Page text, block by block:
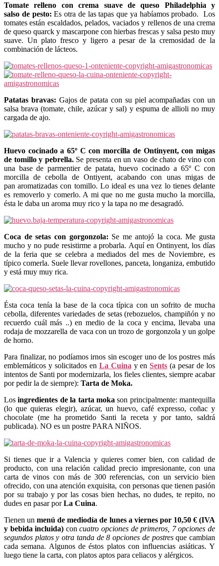
Tomate relleno con crema suave de queso Philadelphia y
salso de pesto:Es otra de las tapas que ya habíamos probado.
Los
tomates están escaldados, pelados, vaciados y rellenos de una crema
de queso quarck y mascarpone con hierbas frescas y salsa pesto muy
suave. Un plato fresco y ligero a pesar de la cremosidad de la
combinación de lácteos.
Patatas bravas: Gajos de patata con su piel acompañadas con un
salsa brava (tomate, chile, azúcar y sal) y espuma de allioli no muy
cargada de ajo.
Huevo cocinado a 65º C con morcilla de Ontinyent, con migas
de tomillo y pebrella. Se presenta en un vaso de chato de vino con
una base de parmentier de patata, huevo cocinado a 65º C con
morcilla de cebolla de Ontiyent, acabando con unas migas de
pan aromatizadas con tomillo. Lo ideal es una vez lo tienes delante
es removerlo y comerlo. A mi que no me gusta mucho la morcilla,
ésta le daba un aroma muy rico y la tapa no me desagradó.
Coca de setas con gorgonzola: Se me antojó la coca. Me gusta
mucho y no pude resistirme a probarla. Aquí en Ontinyent, los días
de la feria que se celebra a mediados del mes de Noviembre, es
típico comerla. Suele llevar rovellones, panceta, longaniza, embutido
y está muy muy rica.
Ésta coca tenía la base de la coca típica con un sofrito de mucha
cebolla, diferentes variedades de setas (rebozuelos, champiñón y no
recuerdo cuál más ..) en medio de la coca y encima, llevaba una
rodaja de mozzarella de vaca con un trozo de gorgonzola y un golpe
de horno.
Para finalizar, no podíamos irnos sin escoger uno de los postres más
emblemáticos y solicitados en La Cuina y enSents (a pesar de los
intentos de Santi por modernizarla, los fieles clientes, siempre acabar
por pedir la de siempre): Tarta de Moka.
Los ingredientes de la tarta moka son principalmente: mantequilla
(lo que quieras elegir), azúcar, un huevo, café expresso, coñac y
chocolate (me ha prometido Santi la receta y por tanto, saldrá
publicada). NO es un postre PARA NIÑOS.
Si tienes que ir a Valencia y quieres comer bien, con calidad de
producto, con una relación calidad precio impresionante, con una
carta de vinos con más de 300 referencias, con un servicio bien
ofrecido, con una atención exquisita, con personas que tienen pasión
por su trabajo y por las cosas bien hechas, no dudes, te repito, no
dudes en pasar porLa Cuina.
Tienen unmenú de mediodía de lunes a viernes por 10,50 € (IVA
y bebida incluida) concuatro opciones de primeros, 7 opciones de
segundos platos y otra tanda de 8 opciones de postresque cambian
cada semana. Algunos de éstos platos con influencias asiáticas. Y
luego tiene la carta, con platos aptos para celiacos y alérgicos.